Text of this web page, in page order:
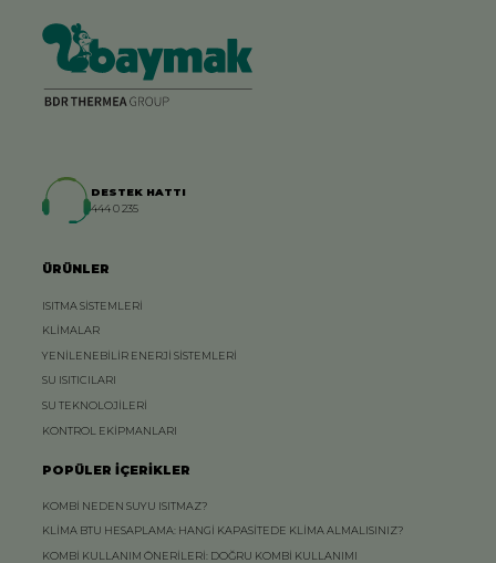
DESTEK HATTI
444 0 235
ÜRÜNLER
ISITMA SİSTEMLERİ
KLİMALAR
YENİLENEBİLİR ENERJİ SİSTEMLERİ
SU ISITICILARI
SU TEKNOLOJİLERİ
KONTROL EKİPMANLARI
POPÜLER İÇERİKLER
KOMBİ NEDEN SUYU ISITMAZ?
KLİMA BTU HESAPLAMA: HANGİ KAPASİTEDE KLİMA ALMALISINIZ?
KOMBİ KULLANIM ÖNERİLERİ: DOĞRU KOMBİ KULLANIMI